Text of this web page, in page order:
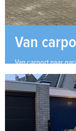
Van
Van carport naar